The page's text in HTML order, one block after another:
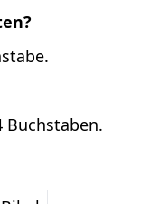
Buchstaben.